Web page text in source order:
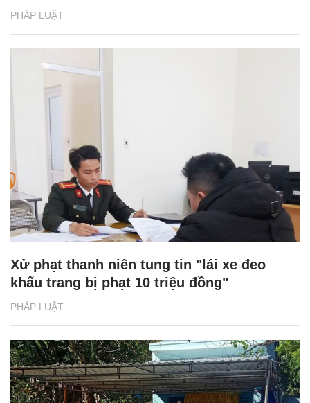
PHÁP LUẬT
PHÁP LUẬT
Xử phạt thanh niên tung tin "lái xe đeo
khẩu trang bị phạt 10 triệu đồng"